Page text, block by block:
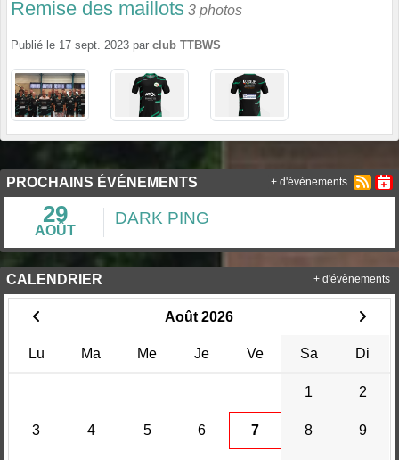
Remise des maillots 3 photos
Publié le 17 sept. 2023 par club TTBWS
PROCHAINS ÉVÉNEMENTS
29
AOÛT
DARK PING
+ d'évènements
CALENDRIER
Août 2026
Lu Ma Me Je Ve Sa Di
1 2
3 4 5 6 7 8 9
+ d'évènements